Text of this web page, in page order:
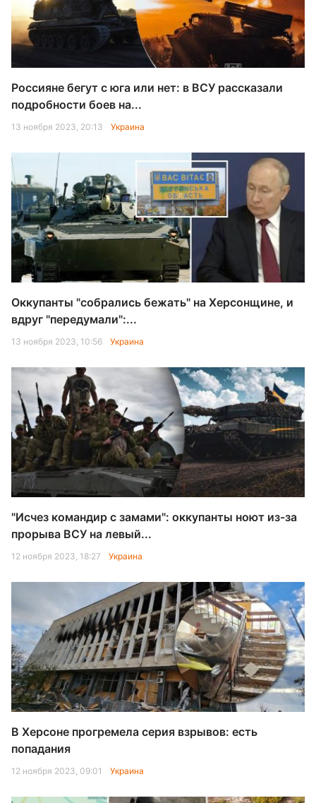
Россияне бегут с юга или нет: в ВСУ рассказали
подробности боев на...
13 ноября 2023, 20:13 Украина
Оккупанты "собрались бежать" на Херсонщине, и
вдруг "передумали":...
13 ноября 2023, 10:56 Украина
"Исчез командир с замами": оккупанты ноют из-за
прорыва ВСУ на левый...
12 ноября 2023, 18:27 Украина
В Херсоне прогремела серия взрывов: есть
попадания
12 ноября 2023, 09:01 Украина